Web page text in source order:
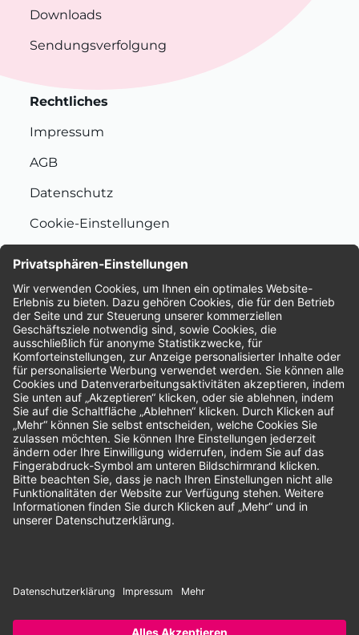
Downloads
Sendungsverfolgung
Rechtliches
Impressum
AGB
Datenschutz
Cookie-Einstellungen
Bewertungen
Unsere Zahlungsarten:
Rechnung SEPA-Lastschrift Vorkasse